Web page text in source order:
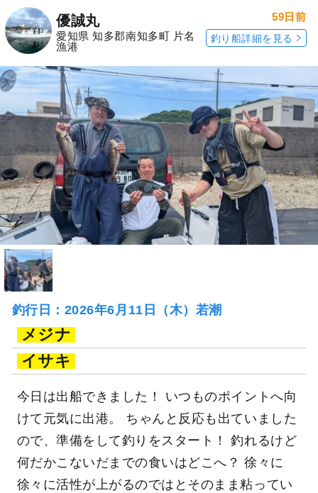
優誠丸
愛知県 知多郡南知多町 片名
漁港
59日前
釣り船詳細を見る
釣行日：2026年6月11日（木）若潮
メジナ
イサキ
今日は出船できました！ いつものポイントへ向
けて元気に出港。 ちゃんと反応も出ていました
ので、準備をして釣りをスタート！ 釣れるけど
何だかこないだまでの食いはどこへ？ 徐々に
徐々に活性が上がるのではとそのまま粘ってい